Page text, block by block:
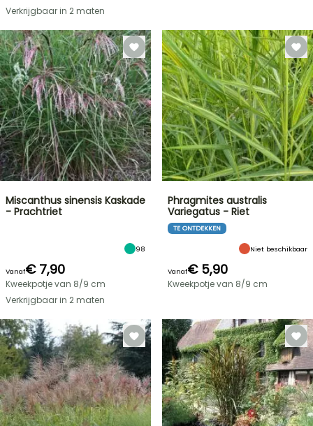
Verkrijgbaar in 2 maten
Miscanthus sinensis Kaskade
- Prachtriet
98
Vanaf€ 7,90
Kweekpotje van 8/9 cm
Verkrijgbaar in 2 maten
Phragmites australis
Variegatus - Riet
TE ONTDEKKEN
Niet beschikbaar
Vanaf€ 5,90
Kweekpotje van 8/9 cm